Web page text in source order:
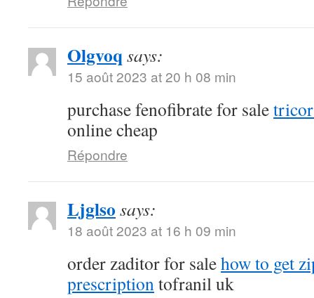
Olgvoq says:
15 août 2023 at 20 h 08 min
purchase fenofibrate for sale
online cheap
Répondre
Ljglso says:
18 août 2023 at 16 h 09 min
order zaditor for salehow to get
prescriptiontofranil uk